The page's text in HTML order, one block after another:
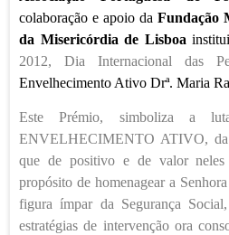
colaboração e apoio da Fundação
da Misericórdia de Lisboa
2012, Dia Internacional das
Envelhecimento Ativo Drª. Maria
Este Prémio, simboliza a
ENVELHECIMENTO ATIVO,
que de positivo e de valor
propósito de homenagear a
figura ímpar da Segurança
estratégias de intervenção ora